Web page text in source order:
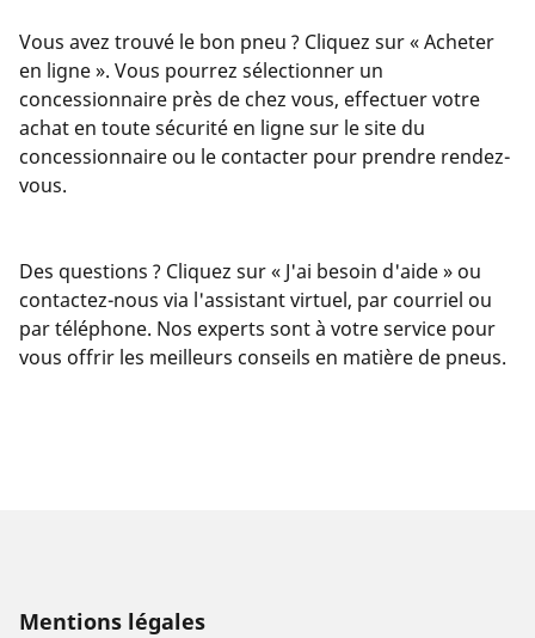
Vous avez trouvé le bon pneu ? Cliquez sur « Acheter
en ligne ». Vous pourrez sélectionner un
concessionnaire près de chez vous, effectuer votre
achat en toute sécurité en ligne sur le site du
concessionnaire ou le contacter pour prendre rendez-
vous.
Des questions ? Cliquez sur « J'ai besoin d'aide » ou
contactez-nous via l'assistant virtuel, par courriel ou
par téléphone. Nos experts sont à votre service pour
vous offrir les meilleurs conseils en matière de pneus.
Mentions légales